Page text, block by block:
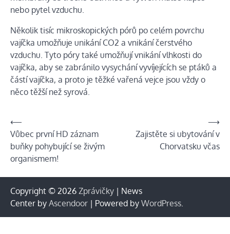
nebo pytel vzduchu.
Několik tisíc mikroskopických pórů po celém povrchu
vajíčka umožňuje unikání CO2 a vnikání čerstvého
vzduchu. Tyto póry také umožňují vnikání vlhkosti do
vajíčka, aby se zabránilo vysychání vyvíjejících se ptáků a
částí vajíčka, a proto je těžké vařená vejce jsou vždy o
něco těžší než syrová.
Navigace
pro
příspěvek
⟵
Vůbec první HD záznam
buňky pohybující se živým
organismem!
Zajistěte si ubytování v
Chorvatsku včas
⟶
Copyright © 2026 Zprávičky | News
Center by Ascendoor | Powered by WordPress